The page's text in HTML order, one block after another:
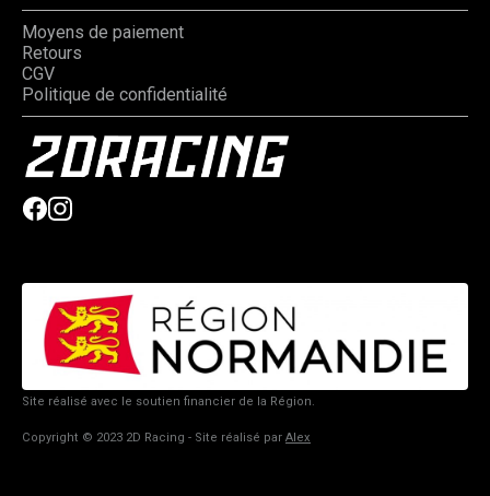
Moyens de paiement
Retours
CGV
Politique de confidentialité
Site réalisé avec le soutien financier de la Région.
Copyright © 2023 2D Racing - Site réalisé par Alex